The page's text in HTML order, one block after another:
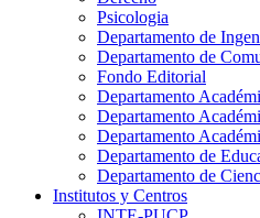
Psicologia
Departamento de
Departamento de
Fondo Editorial
Departamento
Departamento
Departamento
Departamento de
Departamento de
Institutos y Centros